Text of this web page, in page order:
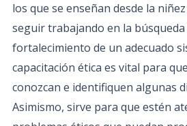
los que se enseñan desde la
seguir trabajando en la búsqueda
fortalecimiento de un adecuado
capacitación ética es vital para
conozcan e identifiquen algunas
Asimismo, sirve para que estén